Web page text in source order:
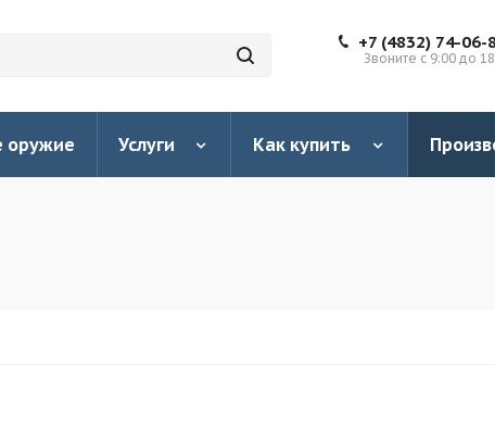
+7 (4832) 74-06-
Звоните с 9:00 до
оружие Услуги Как купить